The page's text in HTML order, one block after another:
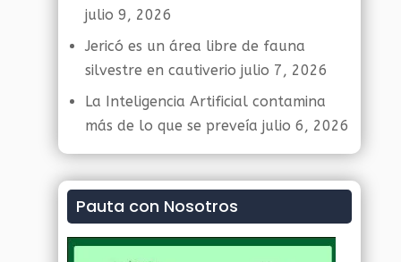
julio 9, 2026
Jericó es un área libre de fauna
silvestre en cautiverio julio 7, 2026
La Inteligencia Artificial contamina
más de lo que se preveía julio 6, 2026
Pauta con Nosotros